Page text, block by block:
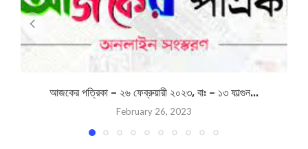
আজকের পত্রিকা – ২৬ ফেব্রুয়ারী ২০২৩, বাঃ – ১৩ ফাল্গুন...
February 26, 2023